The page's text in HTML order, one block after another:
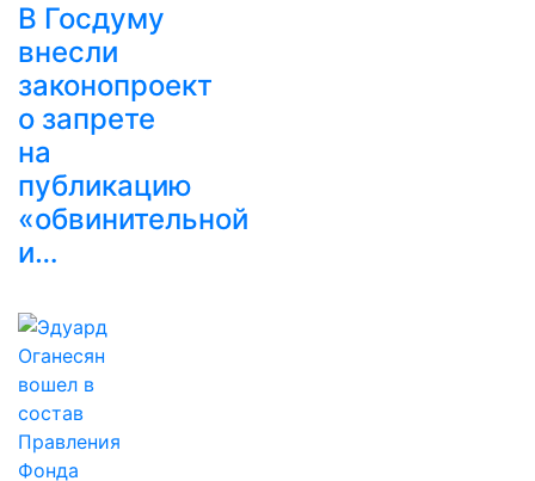
В Госдуму
внесли
законопроект
о запрете
на
публикацию
«обвинительной
и…